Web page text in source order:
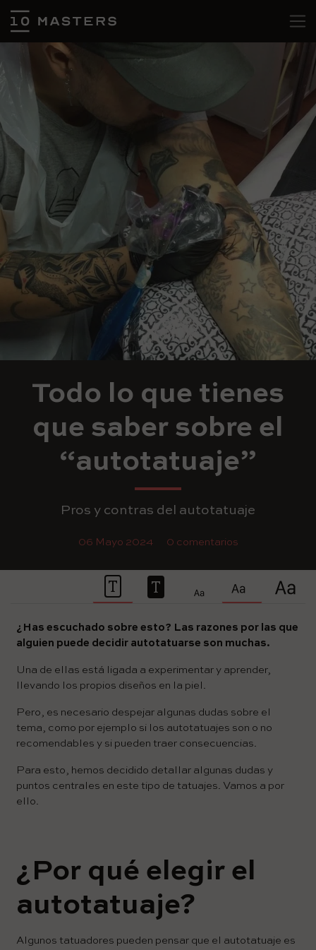
Todo lo que tienes
que saber sobre el
“autotatuaje”
Pros y contras del autotatuaje
06 Mayo 2024 0 comentarios
¿Has escuchado sobre esto? Las razones por las que
alguien puede decidir autotatuarse son muchas.
Una de ellas está ligada a experimentar y aprender,
llevando los propios diseños en la piel.
Pero, es necesario despejar algunas dudas sobre el
tema, como por ejemplo si los autotatuajes son o no
recomendables y si pueden traer consecuencias.
Para esto, hemos decidido detallar algunas dudas y
puntos centrales en este tipo de tatuajes. Vamos a por
ello.
¿Por qué elegir el
autotatuaje?
Algunos tatuadores pueden pensar que el autotatuaje es